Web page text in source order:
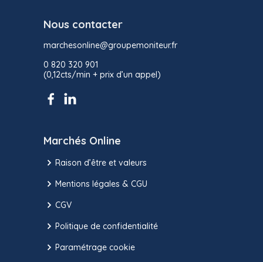
Nous contacter
marchesonline@groupemoniteur.fr
0 820 320 901
(0,12cts/min + prix d’un appel)
Marchés Online
Raison d’être et valeurs
Mentions légales & CGU
CGV
Politique de confidentialité
Paramétrage cookie